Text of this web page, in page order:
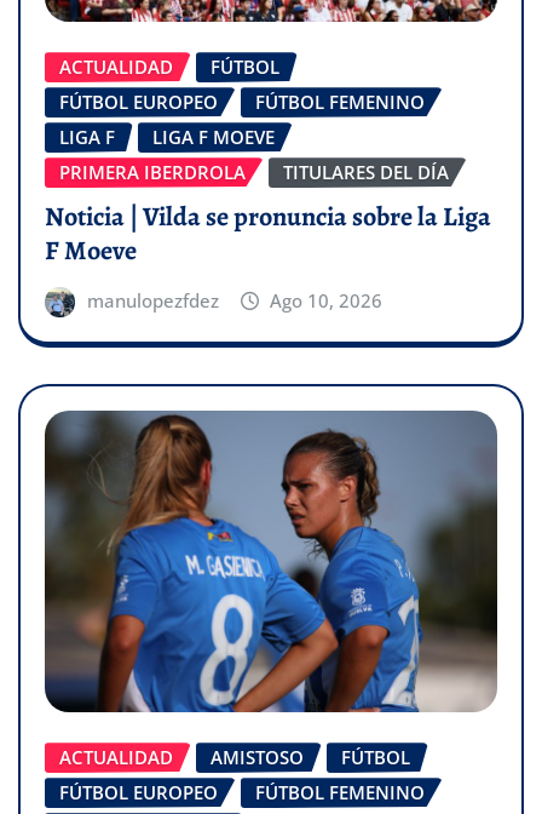
ACTUALIDAD
FÚTBOL
FÚTBOL EUROPEO
FÚTBOL FEMENINO
LIGA F
LIGA F MOEVE
PRIMERA IBERDROLA
TITULARES DEL DÍA
Noticia | Vilda se pronuncia sobre la Liga
F Moeve
manulopezfdez Ago 10, 2026
ACTUALIDAD AMISTOSO
FÚTBOL
FÚTBOL EUROPEO
FÚTBOL FEMENINO